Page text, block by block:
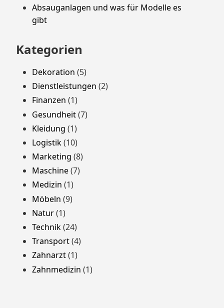
Absauganlagen und was für Modelle es
gibt
Kategorien
Dekoration (5)
Dienstleistungen (2)
Finanzen (1)
Gesundheit(7)
Kleidung (1)
Logistik(10)
Marketing (8)
Maschine(7)
Medizin (1)
Möbeln (9)
Natur(1)
Technik(24)
Transport(4)
Zahnarzt(1)
Zahnmedizin (1)